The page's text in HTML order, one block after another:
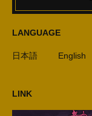
LANGUAGE
日本語 English
LINK